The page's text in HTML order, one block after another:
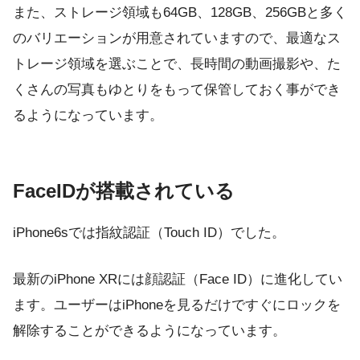
また、ストレージ領域も64GB、128GB、256GBと多く
のバリエーションが用意されていますので、最適なス
トレージ領域を選ぶことで、長時間の動画撮影や、た
くさんの写真もゆとりをもって保管しておく事ができ
るようになっています。
FaceIDが搭載されている
iPhone6sでは指紋認証（Touch ID）でした。
最新のiPhone XRには顔認証（Face ID）に進化してい
ます。ユーザーはiPhoneを見るだけですぐにロックを
解除することができるようになっています。